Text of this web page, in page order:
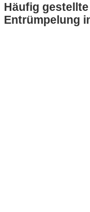
Häufig
Entrümpelung